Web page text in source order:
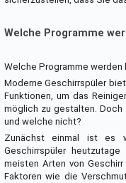
Welche Programme
Welche Programme werden
Moderne Geschirrspüler
Funktionen, um das
möglich zu gestalten.
und welche nicht?
Zunächst einmal ist es
Geschirrspüler
meisten Arten von
Faktoren wie die